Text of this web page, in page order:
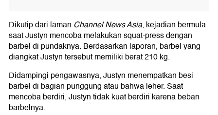
Dikutip dari laman Channel News Asia, kejadian bermula
saat Justyn mencoba melakukan squat-press dengan
barbel di pundaknya. Berdasarkan laporan, barbel yang
diangkat Justyn tersebut memiliki berat 210 kg.
Didampingi pengawasnya, Justyn menempatkan besi
barbel di bagian punggung atau bahwa leher. Saat
mencoba berdiri, Justyn tidak kuat berdiri karena beban
barbelnya.